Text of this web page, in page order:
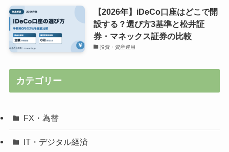
【2026年】iDeCo口座はどこで開
設する？選び方3基準と松井証
券・マネックス証券の比較
投資・資産運用
カテゴリー
FX・為替
IT・デジタル経済